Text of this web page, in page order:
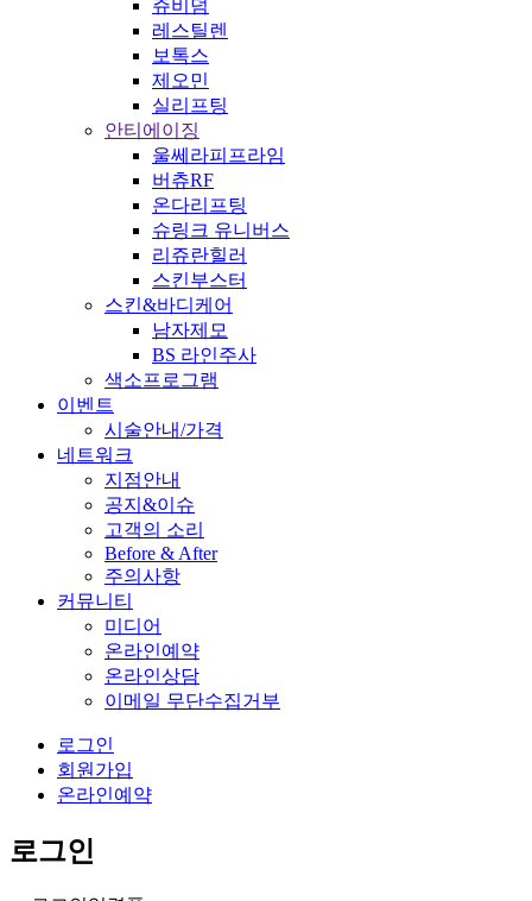
쥬비덤
레스틸렌
보톡스
제오민
실리프팅
안티에이징
울쎄라피프라임
버츄RF
온다리프팅
슈링크 유니버스
리쥬란힐러
스킨부스터
스킨&바디케어
남자제모
BS 라인주사
색소프로그램
이벤트
시술안내/가격
네트워크
지점안내
공지&이슈
고객의 소리
Before & After
주의사항
커뮤니티
미디어
온라인예약
온라인상담
이메일 무단수집거부
로그인
회원가입
온라인예약
로그인